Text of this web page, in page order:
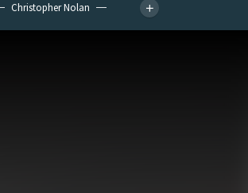
Christopher Nolan